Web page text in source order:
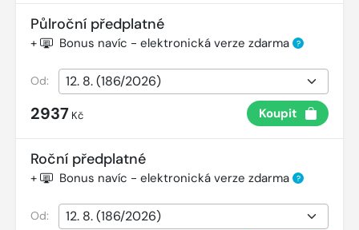
Půlroční předplatné
+ Bonus navíc - elektronická verze zdarma ?
Od:
2937 Kč Koupit
Roční předplatné
+ Bonus navíc - elektronická verze zdarma ?
Od: